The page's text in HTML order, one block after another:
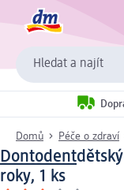
Hledat a najít
Domů Péče o zdraví
Dontodent
roky, 1 ks